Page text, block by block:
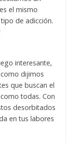
el mismo
de adicción.
interesante,
dijimos
que buscan el
todas. Con
desorbitados
en tus labores